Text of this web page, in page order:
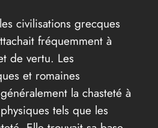
civilisations grecques
fréquemment à
de vertu. Les
et romaines
la chasteté à
tels que les